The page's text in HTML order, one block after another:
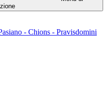
- Chions - Pravisdomini